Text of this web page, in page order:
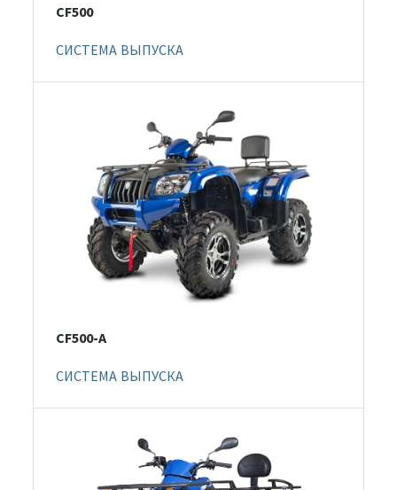
CF500
СИСТЕМА ВЫПУСКА
CF500-A
СИСТЕМА ВЫПУСКА